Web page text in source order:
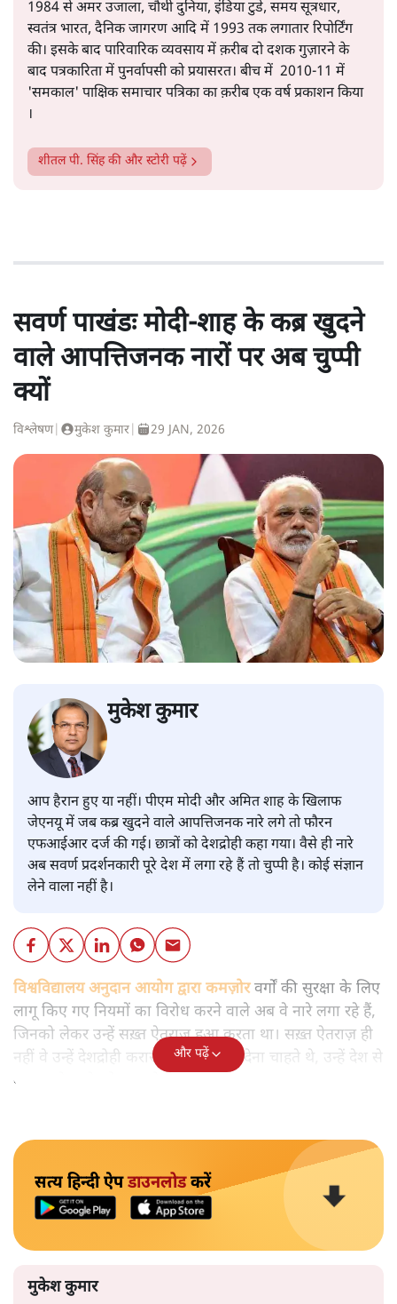
1984 से अमर उजाला, चौथी दुनिया, इंडिया टुडे, समय सूत्रधार,
स्वतंत्र भारत, दैनिक जागरण आदि में 1993 तक लगातार रिपोर्टिंग
की। इसके बाद पारिवारिक व्यवसाय में क़रीब दो दशक गुज़ारने के
बाद पत्रकारिता में पुनर्वापसी को प्रयासरत। बीच में 2010-11 में
'समकाल' पाक्षिक समाचार पत्रिका का क़रीब एक वर्ष प्रकाशन किया
।
शीतल पी. सिंहकी और स्टोरी पढ़ें
सवर्ण पाखंडः मोदी-शाह के कब्र खुदने
वाले आपत्तिजनक नारों पर अब चुप्पी
क्यों
विश्लेषण| मुकेश कुमार 29 JAN, 2026
मुकेश कुमार
आप हैरान हुए या नहीं। पीएम मोदी और अमित शाह के खिलाफ
जेएनयू में जब कब्र खुदने वाले आपत्तिजनक नारे लगे तो फौरन
एफआईआर दर्ज की गई। छात्रों को देशद्रोही कहा गया। वैसे ही नारे
अब सवर्ण प्रदर्शनकारी पूरे देश में लगा रहे हैं तो चुप्पी है। कोई संज्ञान
लेने वाला नहीं है।
विश्वविद्यालय अनुदान आयोग द्वारा कमज़ोरवर्गों की सुरक्षा के लिए
लागू किए गए नियमों का विरोध करने वाले अब वे नारे लगा रहे हैं,
जिनको लेकर उन्हें सख़्त ऐतराज़ हुआ करता था। सख़्त ऐतराज़ ही
नहीं वे उन्हें देशद्रोही करार देकर जेल भेज देना चाहते थे, उन्हें देश से
बाहर चले जाने को कह रहे थे।
और पढ़ें
सत्य हिन्दी ऐपडाउनलोडकरें
मुकेश कुमार